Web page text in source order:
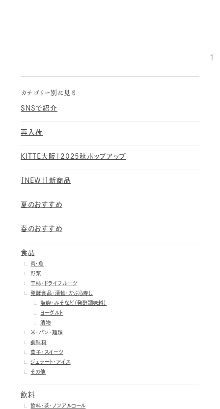
1
カテゴリー別に見る
SNSで紹介
再入荷
KITTE大阪｜2025秋ポップアップ
［NEW！］新商品
夏のおすすめ
春のおすすめ
食品
肉・魚
野菜
干柿・ドライフルーツ
発酵食品・漬物・かぶら寿し
塩麹・みそなど（発酵調味料）
ヨーグルト
漬物
米・パン・麺類
調味料
菓子・スイーツ
ジェラート・アイス
その他
飲料
飲料・茶・ノンアルコール